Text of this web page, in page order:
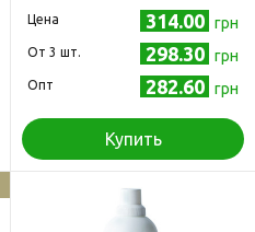
Цена 314.00 грн
Oт 3 шт. 298.30 грн
Опт 282.60 грн
Купить